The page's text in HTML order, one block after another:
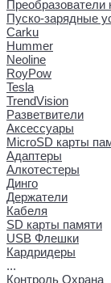
Преобразователи
Пуско-зарядные
Carku
Hummer
Neoline
RoyPow
Tesla
TrendVision
Разветвители
Аксессуары
MicroSD карты
Адаптеры
Алкотестеры
Динго
Держатели
Кабеля
SD карты памяти
USB Флешки
Кардридеры
...
Контроль Охрана